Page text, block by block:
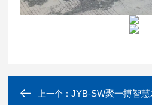
上一个：JYB-SW聚一搏智慧水文